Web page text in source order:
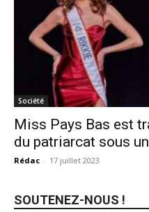
Société
Miss Pays Bas est
du patriarcat sous
Rédac - 17 juillet 2023
SOUTENEZ-NOUS !